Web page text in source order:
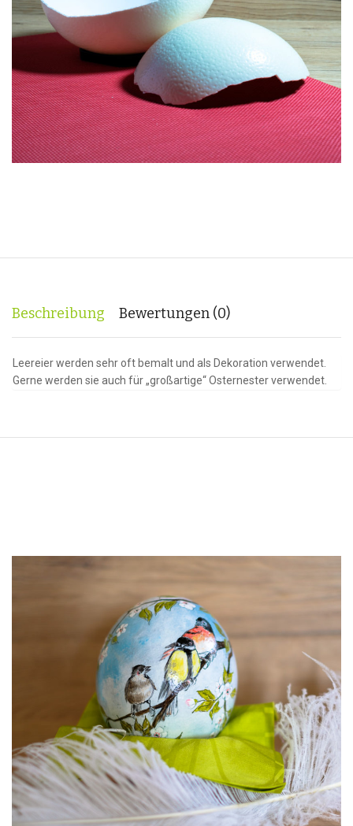
Beschreibung Bewertungen (0)
Leereier werden sehr oft bemalt und als Dekoration verwendet.
Gerne werden sie auch für „großartige“ Osternester verwendet.